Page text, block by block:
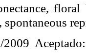
, floral
spontaneous